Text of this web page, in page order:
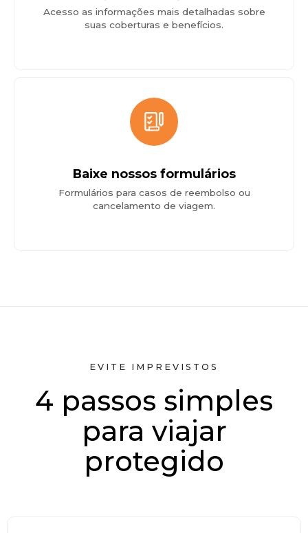
Acesso as informações mais detalhadas sobre
suas coberturas e benefícios.
Baixe nossos formulários
Formulários para casos de reembolso ou
cancelamento de viagem.
EVITE IMPREVISTOS
4 passos simples
para viajar
protegido